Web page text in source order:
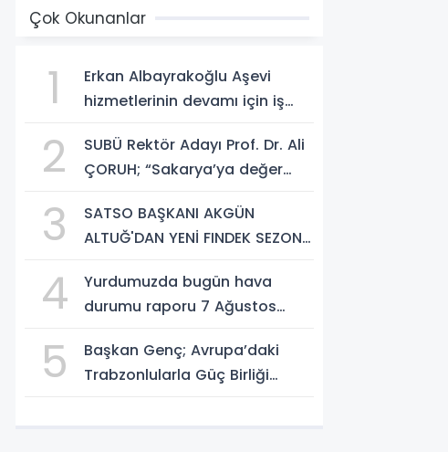
Çok Okunanlar
1
Erkan Albayrakoğlu Aşevi
hizmetlerinin devamı için iş
2
SUBÜ Rektör Adayı Prof. Dr. Ali
ÇORUH; “Sakarya’ya değer
etmek istiyorum”
3
SATSO BAŞKANI AKGÜN
ALTUĞ'DAN YENİ FINDEK SEZONU
4
Yurdumuzda bugün hava
durumu raporu 7 Ağustos
5
Başkan Genç; Avrupa’daki
Trabzonlularla Güç Birliği